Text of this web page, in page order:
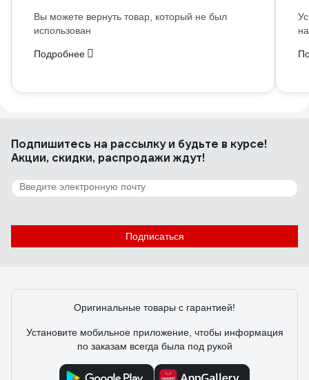
Вы можете вернуть товар, который не был
использован
Подробнее
Подпишитесь на рассылкуи будьте в курсе!
Акции, скидки, распродажи ждут!
Подписаться
Оригинальные товары с гарантией!
Установите мобильное приложение, чтобы информация
по заказам всегда была под рукой